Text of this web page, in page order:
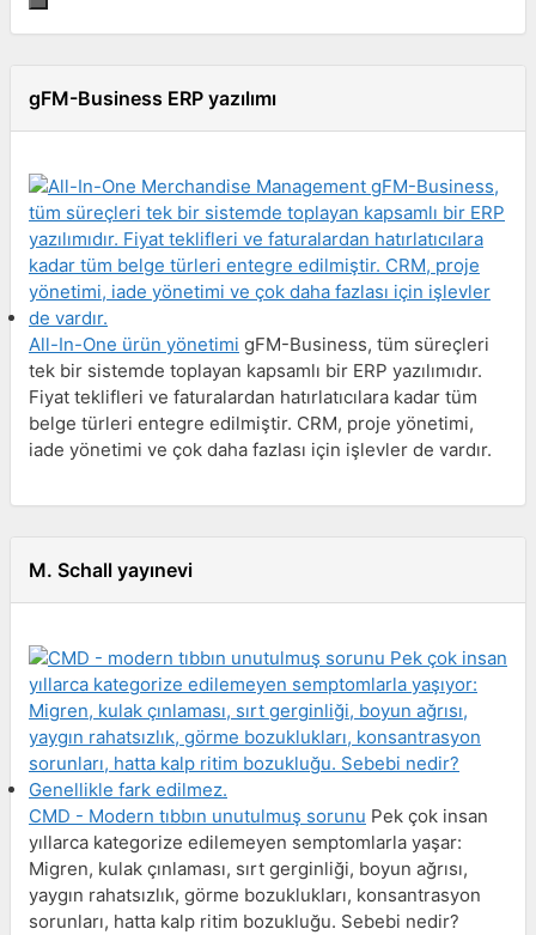
gFM-Business ERP yazılımı
All-In-One ürün yönetimi gFM-Business, tüm süreçleri
tek bir sistemde toplayan kapsamlı bir ERP yazılımıdır.
Fiyat teklifleri ve faturalardan hatırlatıcılara kadar tüm
belge türleri entegre edilmiştir. CRM, proje yönetimi,
iade yönetimi ve çok daha fazlası için işlevler de vardır.
M. Schall yayınevi
CMD - Modern tıbbın unutulmuş sorunu Pek çok insan
yıllarca kategorize edilemeyen semptomlarla yaşar:
Migren, kulak çınlaması, sırt gerginliği, boyun ağrısı,
yaygın rahatsızlık, görme bozuklukları, konsantrasyon
sorunları, hatta kalp ritim bozukluğu. Sebebi nedir?